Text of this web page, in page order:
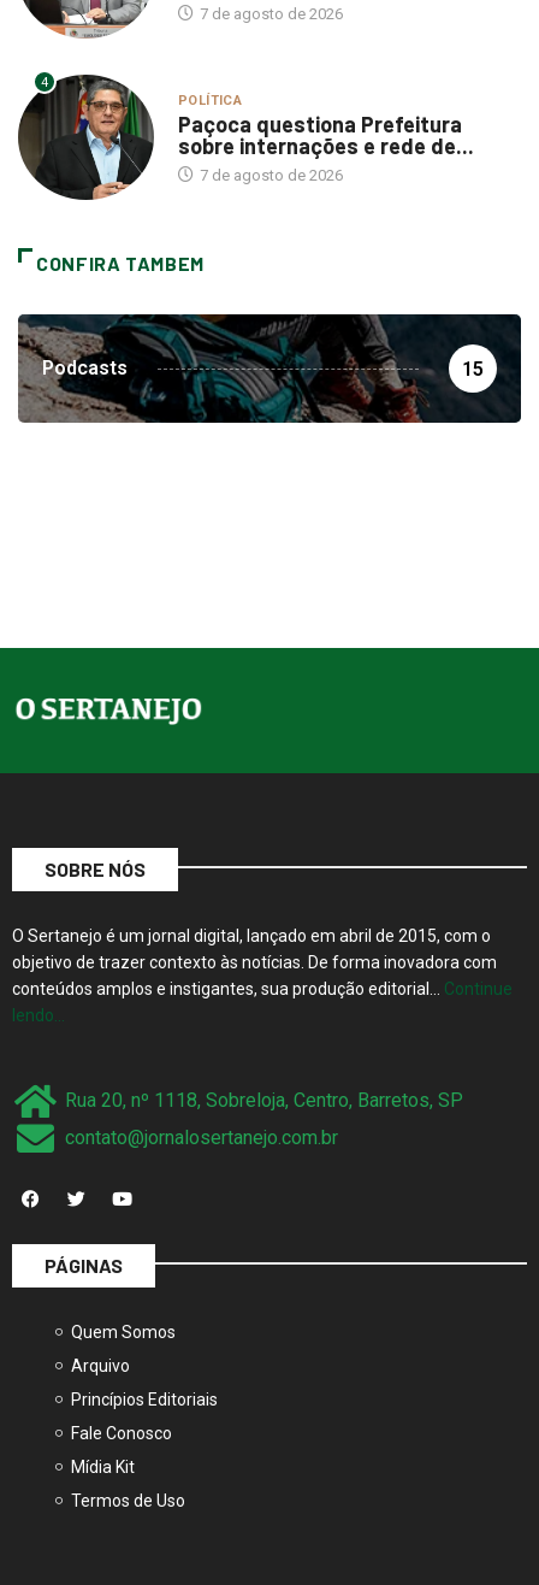
7 de agosto de 2026
4
POLÍTICA
Paçoca questiona Prefeitura
sobre internações e rede de...
7 de agosto de 2026
CONFIRA TAMBEM
Podcasts 15
SOBRE NÓS
O Sertanejo é um jornal digital, lançado em abril de 2015, com o
objetivo de trazer contexto às notícias. De forma inovadora com
conteúdos amplos e instigantes, sua produção editorial… Continue
lendo…
Rua 20, nº 1118, Sobreloja, Centro, Barretos, SP
contato@jornalosertanejo.com.br
PÁGINAS
Quem Somos
Arquivo
Princípios Editoriais
Fale Conosco
Mídia Kit
Termos de Uso